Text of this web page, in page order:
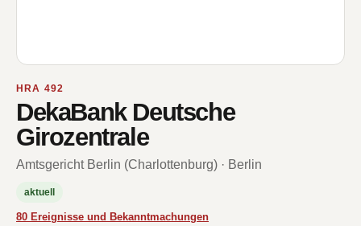
HRA 492
DekaBank Deutsche
Girozentrale
Amtsgericht Berlin (Charlottenburg) · Berlin
aktuell
80 Ereignisse und Bekanntmachungen